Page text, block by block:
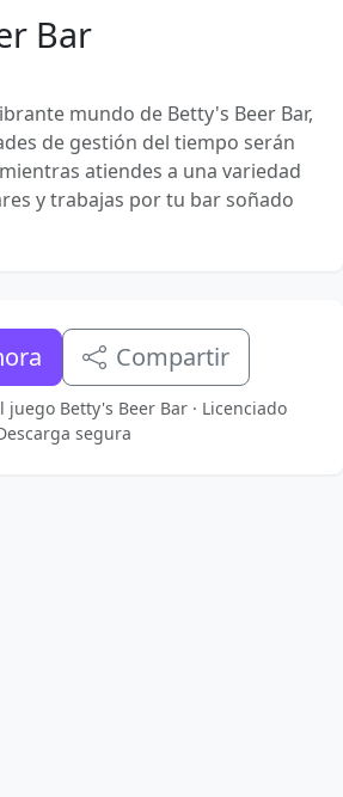
Bar
mundo de Betty's Beer Bar,
de gestión del tiempo serán
atiendes a una variedad
y trabajas por tu bar soñado
Compartir
Betty's Beer Bar · Licenciado
segura